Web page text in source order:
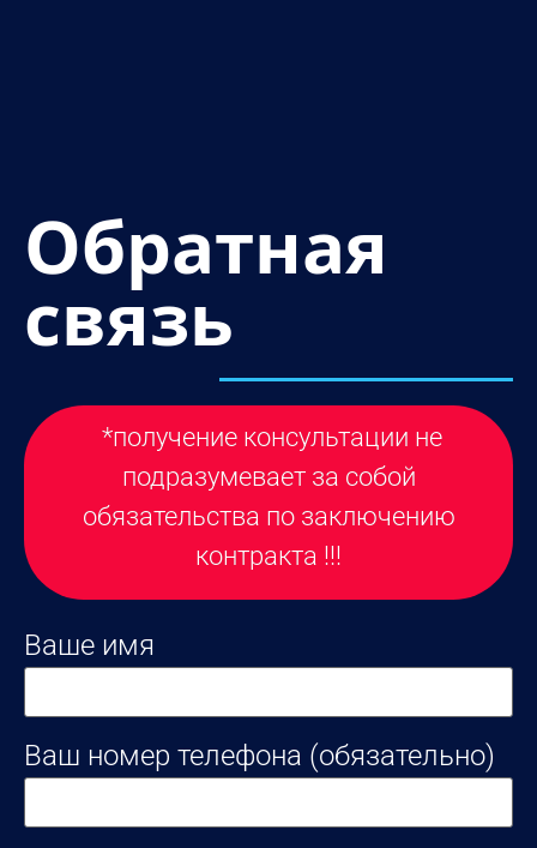
Обратная
связь
*получение консультации не
подразумевает за собой
обязательства по заключению
контракта !!!
Ваше имя
Ваш номер телефона (обязательно)